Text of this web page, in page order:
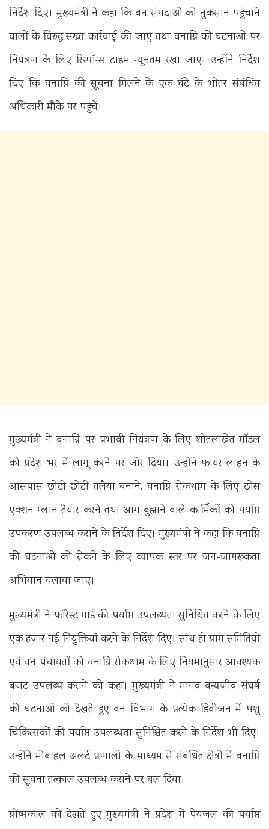
निर्देश दिए। मुख्यमंत्री ने कहा कि वन संपदाओं को नुकसान पहुंचाने
वालों के विरुद्ध सख्त कार्रवाई की जाए तथा वनाग्नि की घटनाओं पर
नियंत्रण के लिए रिस्पॉन्स टाइम न्यूनतम रखा जाए। उन्होंने निर्देश
दिए कि वनाग्नि की सूचना मिलने के एक घंटे के भीतर संबंधित
अधिकारी मौके पर पहुंचें।
मुख्यमंत्री ने वनाग्नि पर प्रभावी नियंत्रण के लिए शीतलाखेत मॉडल
को प्रदेश भर में लागू करने पर जोर दिया। उन्होंने फायर लाइन के
आसपास छोटी-छोटी तलैया बनाने, वनाग्नि रोकथाम के लिए ठोस
एक्शन प्लान तैयार करने तथा आग बुझाने वाले कार्मिकों को पर्याप्त
उपकरण उपलब्ध कराने के निर्देश दिए। मुख्यमंत्री ने कहा कि वनाग्नि
की घटनाओं को रोकने के लिए व्यापक स्तर पर जन-जागरूकता
अभियान चलाया जाए।
मुख्यमंत्री ने फॉरेस्ट गार्ड की पर्याप्त उपलब्धता सुनिश्चित करने के लिए
एक हजार नई नियुक्तियां करने के निर्देश दिए। साथ ही ग्राम समितियों
एवं वन पंचायतों को वनाग्नि रोकथाम के लिए नियमानुसार आवश्यक
बजट उपलब्ध कराने को कहा। मुख्यमंत्री ने मानव-वन्यजीव संघर्ष
की घटनाओं को देखते हुए वन विभाग के प्रत्येक डिवीजन में पशु
चिकित्सकों की पर्याप्त उपलब्धता सुनिश्चित करने के निर्देश भी दिए।
उन्होंने मोबाइल अलर्ट प्रणाली के माध्यम से संबंधित क्षेत्रों में वनाग्नि
की सूचना तत्काल उपलब्ध कराने पर बल दिया।
ग्रीष्मकाल को देखते हुए मुख्यमंत्री ने प्रदेश में पेयजल की पर्याप्त